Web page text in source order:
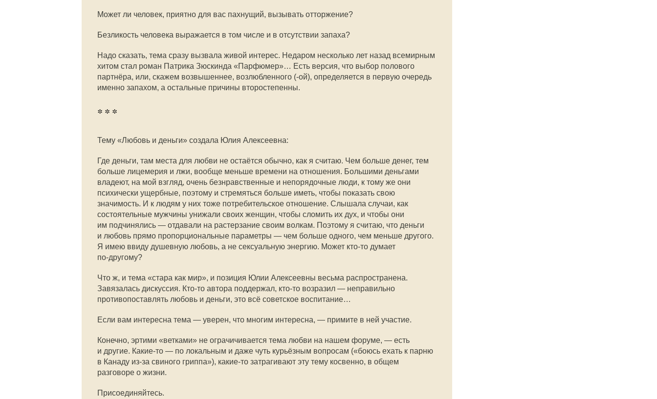
Может ли человек, приятно для вас пахнущий, вызывать отторжение?
Безликость человека выражается в том числе и в отсутствии запаха?
Надо сказать, тема сразу вызвала живой интерес. Недаром несколько лет назад всемирным
хитом стал роман Патрика Зюскинда «Парфюмер»… Есть версия, что выбор полового
партнёра, или, скажем возвышеннее, возлюбленного (-ой), определяется в первую очередь
именно запахом, а остальные причины второстепенны.
* * *
Тему «Любовь и деньги» создала Юлия Алексеевна:
Где деньги, там места для любви не остаётся обычно, как я считаю. Чем больше денег, тем
больше лицемерия и лжи, вообще меньше времени на отношения. Большими деньгами
владеют, на мой взгляд, очень безнравственные и непорядочные люди, к тому же они
психически ущербные, поэтому и стремяться больше иметь, чтобы показать свою
значимость. И к людям у них тоже потребительское отношение. Слышала случаи, как
состоятельные мужчины унижали своих женщин, чтобы сломить их дух, и чтобы они
им подчинялись — отдавали на растерзание своим волкам. Поэтому я считаю, что деньги
и любовь прямо пропорциональные параметры — чем больше одного, чем меньше другого.
Я имею ввиду душевную любовь, а не сексуальную энергию. Может кто-то думает
по-другому?
Что ж, и тема «стара как мир», и позиция Юлии Алексеевны весьма распространена.
Завязалась дискуссия. Кто-то автора поддержал, кто-то возразил — неправильно
противопоставлять любовь и деньги, это всё советское воспитание…
Если вам интересна тема — уверен, что многим интересна, — примите в ней участие.
Конечно, эртими «ветками» не ограчичивается тема любви на нашем форуме, — есть
и другие. Какие-то — по локальным и даже чуть курьёзным вопросам («боюсь ехать к парню
в Канаду из-за свиного гриппа»), какие-то затрагивают эту тему косвенно, в общем
разговоре о жизни.
Присоединяйтесь.